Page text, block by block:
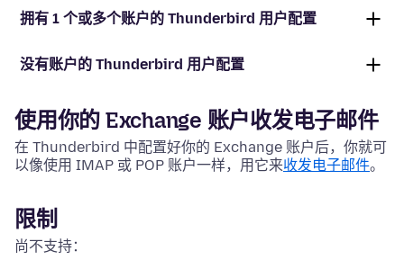
拥有 1 个或多个账户的 Thunderbird 用户配置
没有账户的 Thunderbird 用户配置
使用你的 Exchange 账户收发电子邮件
在 Thunderbird 中配置好你的 Exchange 账户后，你就可
以像使用 IMAP 或 POP 账户一样，用它来收发电子邮件。
限制
尚不支持：